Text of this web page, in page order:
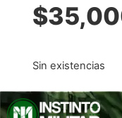
$
Sin existencias